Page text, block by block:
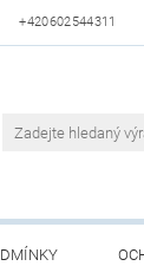
+420602544311